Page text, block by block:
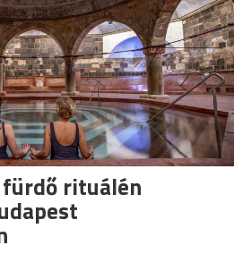
rituálén